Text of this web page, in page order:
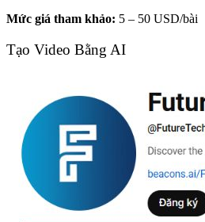
Mức giá tham khảo: 5 – 50 USD/bài
Tạo Video Bằng AI